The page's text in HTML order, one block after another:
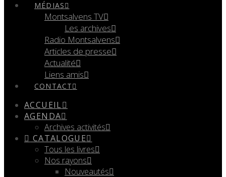
MÉDIAS
Montsalvens TV
Les archives
Radio Montsalvens
Articles de presse
Actualité
Liens amis
CONTACT
ACCUEIL
AGENDA
Archives activités
CATALOGUE
Tous les livres
Nos rayons
Nouveautés